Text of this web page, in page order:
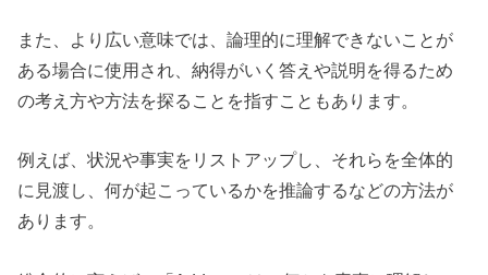
また、より広い意味では、論理的に理解できないことが
ある場合に使用され、納得がいく答えや説明を得るため
の考え方や方法を探ることを指すこともあります。
例えば、状況や事実をリストアップし、それらを全体的
に見渡し、何が起こっているかを推論するなどの方法が
あります。